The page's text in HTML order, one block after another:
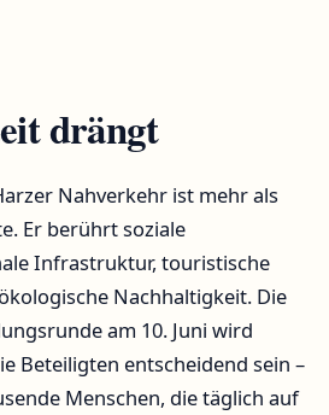
drängt
Nahverkehr ist mehr als
Er berührt soziale
Infrastruktur, touristische
Nachhaltigkeit. Die
am 10. Juni wird
Beteiligten entscheidend sein –
Menschen, die täglich auf